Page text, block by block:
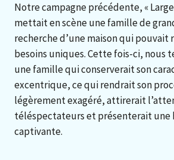
Notre campagne précédente, «
mettait en scène une famille de
recherche d’une maison qui pouvait
besoins uniques. Cette fois-ci, nous
une famille qui conserverait son
excentrique, ce qui rendrait son
légèrement exagéré, attirerait
téléspectateurs et présenterait une
captivante.